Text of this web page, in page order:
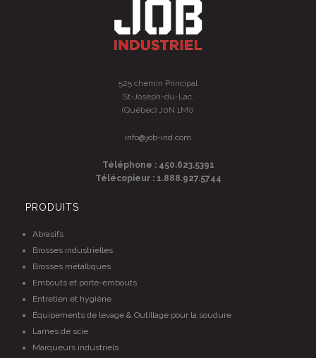
525 chemin Principal
St-Joseph-du-Lac,
(Québec) J0N 1M0
info@job-ind.com
Téléphone : 450.623.5391
Télécopieur : 1.888.927.5744
PRODUITS
Abrasifs
Brosses industrielles
Brosses métalliques
Embouts et porte-embouts
Entretien et hygiène
Équipements de levage & Outillage pour la soudure
Lames de scie
Marqueurs industriels